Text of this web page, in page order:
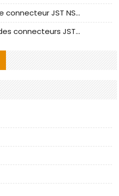
Connecteur JST - Fournit le connecteur JST NSHR-02V-S original | Équivalent
Connecteur JST - Fournit des connecteurs JST GHR-09V-S authentiques et des produits de remplacement|